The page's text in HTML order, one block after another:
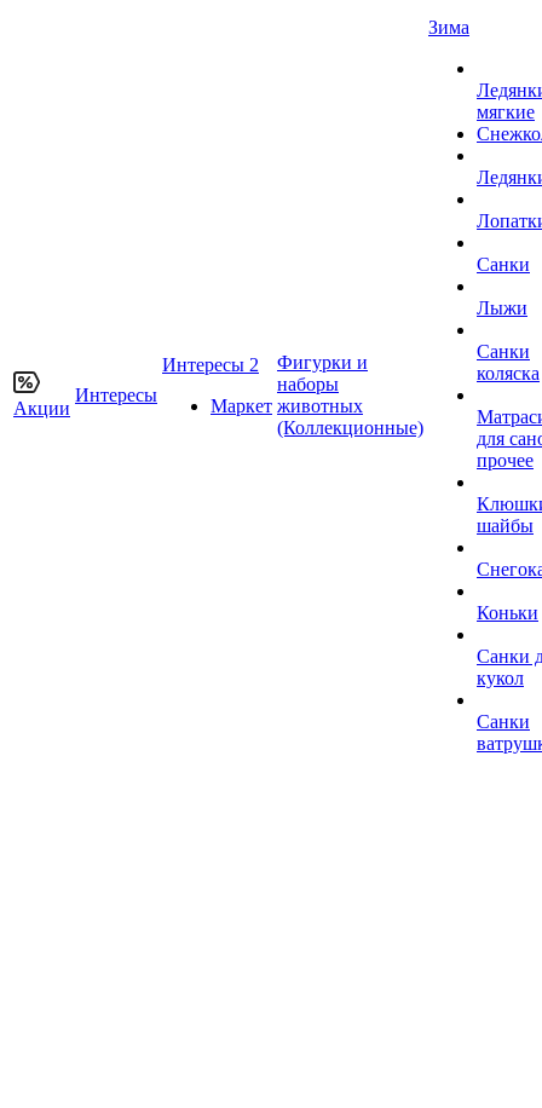
Акции
Интересы
Интересы 2
Маркет
Фигурки и
наборы
животных
(Коллекционные)
Зима
мягкие
Санки
Лыжи
Санки
коляска
для
прочее
шайбы
Коньки
Санки
кукол
Санки